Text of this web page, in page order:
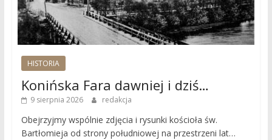
HISTORIA
Konińska Fara dawniej i dziś…
9 sierpnia 2026 redakcja
Obejrzyjmy wspólnie zdjęcia i rysunki kościoła św.
Bartłomieja od strony południowej na przestrzeni lat…